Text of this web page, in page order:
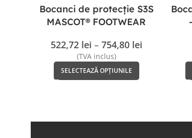
Bocanci de protecție S3S
MASCOT® FOOTWEAR
522,72 lei – 754,80 lei
(TVA inclus)
SELECTEAZĂ OPȚIUNILE